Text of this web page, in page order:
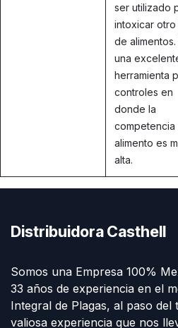
ser utilizado
intoxicar otro
de alimentos.
una
herramienta
controles en
donde la
competencia
alimento es
alta.
Distribuidora Casthell
Somos una Empresa 100%
33 años de experiencia en el
Integral de Plagas, al paso del
valiosa experiencia que nos